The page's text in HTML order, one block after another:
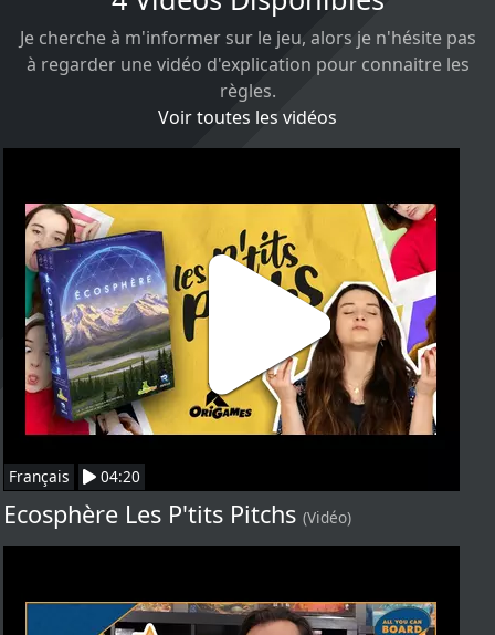
Je cherche à m'informer sur le jeu, alors je n'hésite pas
à regarder une vidéo d'explication pour connaitre les
règles.
Voir toutes les vidéos
Français 04:20
Ecosphère Les P'tits Pitchs (Vidéo)